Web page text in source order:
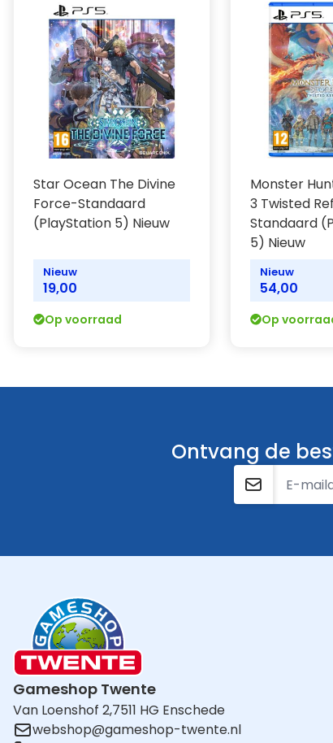
nacht. Maar niets werkt zoals gepland. Met
moorden en machtsstrijd, moet je in de
beschermen in een hectisch onderzoek dat
Speel als 3 originele vampieren
Speel als 3 vampiers die meer dan honderd jaar
door hun verstrengelde lotsbestemmingen, ga
standpunten en gebruik hun karakterfiches om
de leugens te scheiden. Elk personage heeft zijn
vampierdisciplines die je individueel kunt
voorkeur.
Kies je voor intimidatie, verleiding of
je je honger naar bloed maar kunt stillen.
Gameplay met gevolgen
Swansong heeft een unieke benadering van
consequenties van je acties in zowel het
Star Ocean The Divine
Force-Standaard
(PlayStation 5) Nieuw
Nieuw
19,00
Op voorraad
Monster
3 Twisted
Standaard
5) Nieuw
Nieuw
54,00
Op
Ontvang de
E-mailadres
Gameshop Twente
Van Loenshof 2,7511 HG Enschede
webshop@gameshop-twente.nl